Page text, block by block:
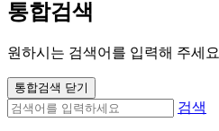
통합검색
원하시는 검색어를 입력해 주세요
통합검색 닫기
검색